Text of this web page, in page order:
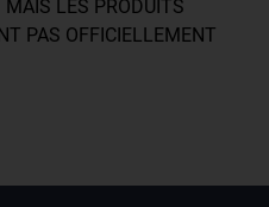
MAIS LES PRODUITS
PAS OFFICIELLEMENT